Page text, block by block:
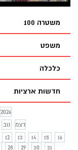
משטרה 100
משפט
כלכלה
חדשות ארציות
2026
נוב
דצמ
12 13 14 15
16
28 29 30 31